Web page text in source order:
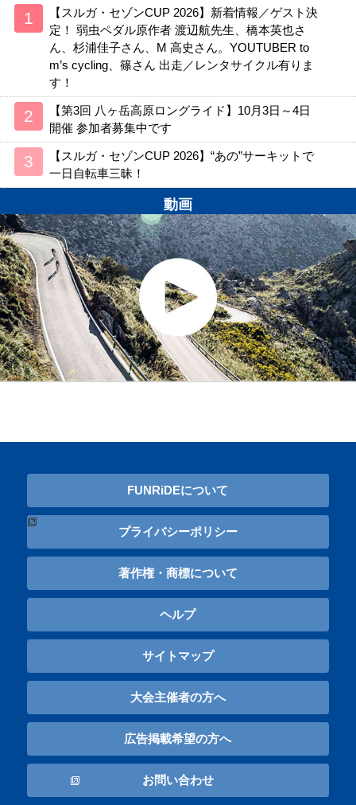
【スルガ・セゾンCUP 2026】新着情報／ゲスト決
定！ 弱虫ペダル原作者 渡辺航先生、橋本英也さ
ん、杉浦佳子さん、M 高史さん。YOUTUBER to
m’s cycling、篠さん 出走／レンタサイクル有りま
す！
【第3回 八ヶ岳高原ロングライド】10月3日～4日
開催 参加者募集中です
【スルガ・セゾンCUP 2026】“あの”サーキットで
一日自転車三昧！
動画
FUNRiDEについて
プライバシーポリシー
著作権・商標について
ヘルプ
サイトマップ
大会主催者の方へ
広告掲載希望の方へ
お問い合わせ